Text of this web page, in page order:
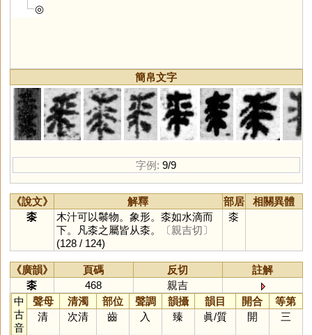
◎
簡帛文字
字例: 9/9
《說文》 解釋 部居
相關異體
桼
木汁可以䰍物。象形。桼如水滴而
下。凡桼之屬皆从桼。
〔親吉切〕
(128 / 124)
桼
《廣韻》 頁碼 反切
註解
桼
468
親吉
中
古
音
聲母 清濁 部位 聲調 韻攝 韻目 開合
等第
清
次清 齒 入 臻 眞/質 開 三